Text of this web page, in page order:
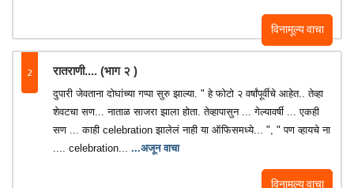
विनामूल्य वाचा
2 रातराणी.... (भाग २ )
दुपारी जेवताना दोघांच्या गप्पा सुरु झाल्या. " हे फोटो २ वर्षांपूर्वीचे आहेत.. तेव्हा
शेवटचा सण... नाताळ साजरा झाला होता. तेव्हापासुन ... गेल्यावर्षी ... एकही
सण ... काही celebration झालेलं नाही या ऑफिसमध्ये... ", " पण व्हायचे ना
.... celebration... ...अजून वाचा